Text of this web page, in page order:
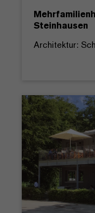
Steinhausen
Architektur: